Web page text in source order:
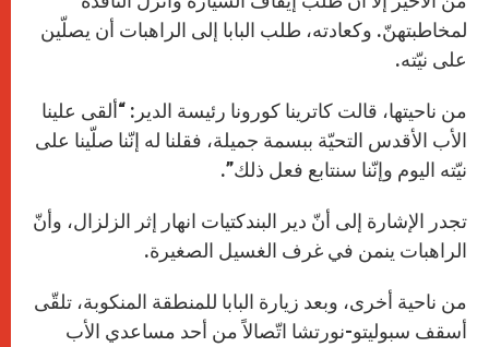
لمخاطبتهنّ. وكعادته، طلب البابا إلى الراهبات أن يصلّين
على نيّته.
من ناحيتها، قالت كاترينا كورونا رئيسة الدير: “ألقى علينا
الأب الأقدس التحيّة ببسمة جميلة، فقلنا له إنّنا صلّينا على
نيّته اليوم وإنّنا سنتابع فعل ذلك”.
تجدر الإشارة إلى أنّ دير البندكتيات انهار إثر الزلزال، وأنّ
الراهبات ينمن في غرف الغسيل الصغيرة.
من ناحية أخرى، وبعد زيارة البابا للمنطقة المنكوبة، تلقّى
أسقف سبوليتو-نورتشا اتّصالاً من أحد مساعدي الأب